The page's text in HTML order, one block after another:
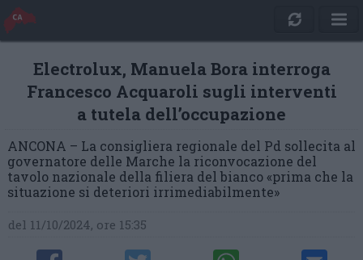
Electrolux, Manuela Bora interroga
Francesco Acquaroli sugli interventi
a tutela dell’occupazione
ANCONA – La consigliera regionale del Pd sollecita al
governatore delle Marche la riconvocazione del
tavolo nazionale della filiera del bianco «prima che la
situazione si deteriori irrimediabilmente»
del 11/10/2024, ore 15:35